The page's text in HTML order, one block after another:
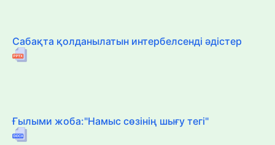
Сабақта қолданылатын интербелсенді әдістер
Ғылыми жоба:"Намыс сөзінің шығу тегі"